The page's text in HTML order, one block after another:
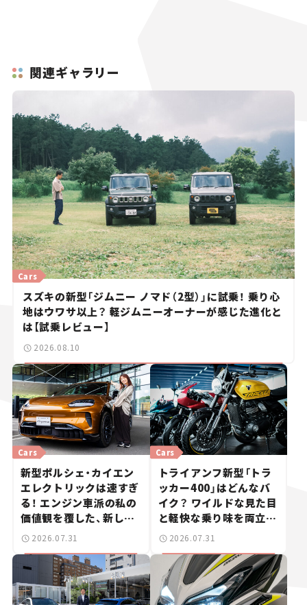
関連ギャラリー
Cars
スズキの新型「ジムニー ノマド（2型）」に試乗！ 乗り心
地はウワサ以上？ 軽ジムニーオーナーが感じた進化と
は【試乗レビュー】
2026.08.10
Cars
新型ポルシェ・カイエン
エレクトリックは速すぎ
る！ エンジン車派の私の
価値観を覆した、新しい
ポルシェの走り。
2026.07.31
Cars
トライアンフ新型「トラ
ッカー400」はどんなバ
イク？ ワイルドな見た目
と軽快な乗り味を両立し
た400ccフラットトラッ
カー【試乗レビュー】
2026.07.31